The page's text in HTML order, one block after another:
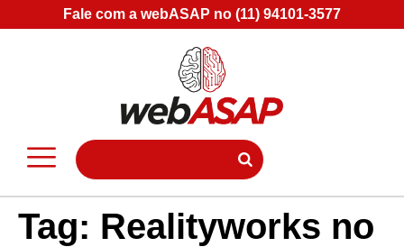
Fale com a webASAP no (11) 94101-3577
Tag: Realityworks no